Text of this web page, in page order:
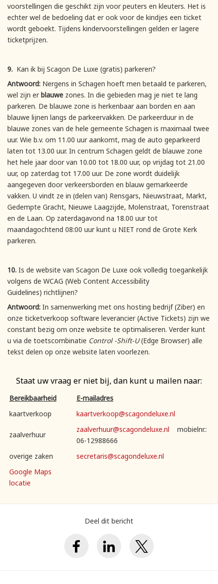
voorstellingen die geschikt zijn voor peuters en kleuters. Het is
echter wel de bedoeling dat er ook voor de kindjes een ticket
wordt geboekt. Tijdens kindervoorstellingen gelden er lagere
ticketprijzen.
9. Kan ik bij Scagon De Luxe (gratis) parkeren?
Antwoord: Nergens in Schagen hoeft men betaald te parkeren,
wel zijn erblauwe zones. In die gebieden mag je niet te lang
parkeren. De blauwe zone is herkenbaar aan borden en aan
blauwe lijnen langs de parkeervakken. De parkeerduur in de
blauwe zones van de hele gemeente Schagen is maximaal twee
uur. Wie b.v. om 11.00 uur aankomt, mag de auto geparkeerd
laten tot 13.00 uur. In centrum Schagen geldt de blauwe zone
het hele jaar door van 10.00 tot 18.00 uur, op vrijdag tot 21.00
uur, op zaterdag tot 17.00 uur. De zone wordt duidelijk
aangegeven door verkeersborden en blauw gemarkeerde
vakken. U vindt ze in (delen van) Rensgars, Nieuwstraat, Markt,
Gedempte Gracht, Nieuwe Laagzijde, Molenstraat, Torenstraat
en de Laan. Op zaterdagavond na 18.00 uur tot
maandagochtend 08:00 uur kunt u NIET rond de Grote Kerk
parkeren.
10. Is de website van Scagon De Luxe ook volledig toegankelijk
volgens de WCAG (Web Content Accessibility
Guidelines) richtlijnen?
Antwoord: In samenwerking met ons hosting bedrijf (Ziber) en
onze ticketverkoop software leverancier (Active Tickets) zijn we
constant bezig om onze website te optimaliseren. Verder kunt
u via de toetscombinatie Control -Shift-U(Edge Browser) alle
tekst delen op onze website laten voorlezen.
Staat uw vraag er niet bij, dan kunt u mailen naar:
Bereikbaarheid
E-mailadres
kaartverkoop
kaartverkoop@scagondeluxe.nl
zaalverhuur
zaalverhuur@scagondeluxe.nl mobielnr.:
06-12988666
overige zaken
secretaris@scagondeluxe.nl
Google Maps
locatie
Deel dit bericht